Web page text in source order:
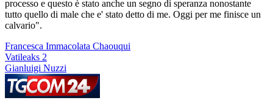
processo e questo è stato anche un segno di speranza nonostante
tutto quello di male che e' stato detto di me. Oggi per me finisce un
calvario".
Francesca Immacolata Chaouqui
Vatileaks 2
Gianluigi Nuzzi